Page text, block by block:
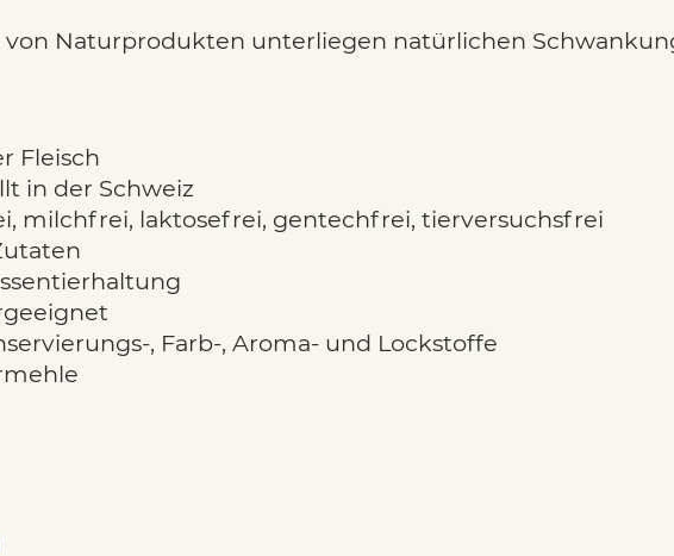
von Naturprodukten unterliegen natürlichen
Fleisch
in der Schweiz
milchfrei, laktosefrei, gentechfrei, tierversuchsfrei
, Farb-, Aroma- und Lockstoffe